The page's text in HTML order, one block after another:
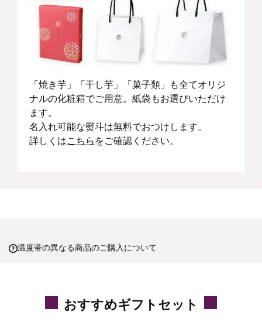
「焼き芋」「干し芋」「菓子類」も全てオリジ
ナルの化粧箱でご用意。紙袋もお選びいただけ
ます。
名入れ可能な熨斗は無料でおつけします。
詳しくはこちら をご確認ください。
温度帯の異なる商品のご購入について
おすすめギフトセット